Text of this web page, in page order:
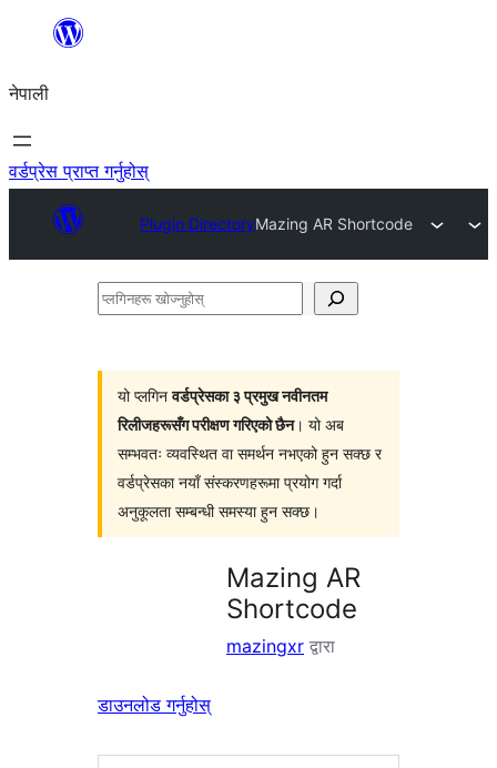
सामग्रीमा
नेपाली
वर्डप्रेस प्राप्त गर्नुहोस्
Plugin DirectoryMazing AR Shortcode
प्लगिनहरू
यो प्लगिनवर्डप्रेसका ३ प्रमुख नवीनतम
रिलीजहरूसँग परीक्षण गरिएको छैन। यो अब
सम्भवतः व्यवस्थित वा समर्थन नभएको हुन सक्छ र
वर्डप्रेसका नयाँ संस्करणहरूमा प्रयोग गर्दा
अनुकूलता सम्बन्धी समस्या हुन सक्छ।
Mazing AR
Shortcode
mazingxr द्वारा
डाउनलोड गर्नुहोस्